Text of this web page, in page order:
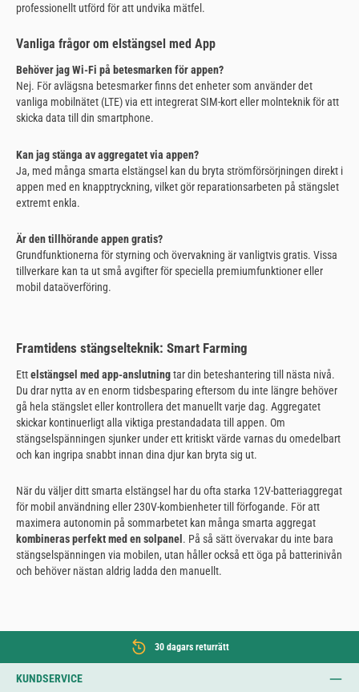
professionellt utförd för att undvika mätfel.
Vanliga frågor om elstängsel med App
Behöver jag Wi-Fi på betesmarken för appen?
Nej. För avlägsna betesmarker finns det enheter som använder det
vanliga mobilnätet (LTE) via ett integrerat SIM-kort eller molnteknik för att
skicka data till din smartphone.
Kan jag stänga av aggregatet via appen?
Ja, med många smarta elstängsel kan du bryta strömförsörjningen direkt i
appen med en knapptryckning, vilket gör reparationsarbeten på stängslet
extremt enkla.
Är den tillhörande appen gratis?
Grundfunktionerna för styrning och övervakning är vanligtvis gratis. Vissa
tillverkare kan ta ut små avgifter för speciella premiumfunktioner eller
mobil dataöverföring.
Framtidens stängselteknik: Smart Farming
Ettelstängsel med app-anslutningtar din beteshantering till nästa nivå.
Du drar nytta av en enorm tidsbesparing eftersom du inte längre behöver
gå hela stängslet eller kontrollera det manuellt varje dag. Aggregatet
skickar kontinuerligt alla viktiga prestandadata till appen. Om
stängselspänningen sjunker under ett kritiskt värde varnas du omedelbart
och kan ingripa snabbt innan dina djur kan bryta sig ut.
När du väljer ditt smarta elstängsel har du ofta starka 12V-batteriaggregat
för mobil användning eller 230V-kombienheter till förfogande. För att
maximera autonomin på sommarbetet kan många smarta aggregat
kombineras perfekt med en solpanel . På så sätt övervakar du inte bara
stängselspänningen via mobilen, utan håller också ett öga på batterinivån
och behöver nästan aldrig ladda den manuellt.
30 dagars returrätt
KUNDSERVICE